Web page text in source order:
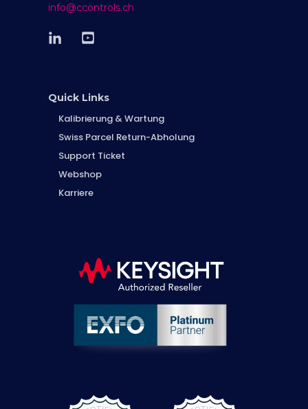
info@ccontrols.ch
Quick Links
Kalibrierung & Wartung
Swiss Parcel Return-Abholung
Support Ticket
Webshop
Karriere